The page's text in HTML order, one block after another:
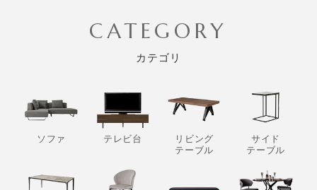
CATEGORY
カテゴリ
ソファ テレビ台
リビング
テーブル
サイド
テーブル